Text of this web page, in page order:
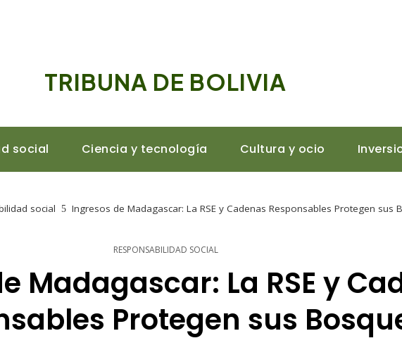
TRIBUNA DE BOLIVIA
social Ciencia y tecnología Cultura y ocio
social Ingresos de Madagascar: La RSE y Cadenas Responsables Protegen sus
RESPONSABILIDAD SOCIAL
Madagascar: La RSE y
Protegen sus